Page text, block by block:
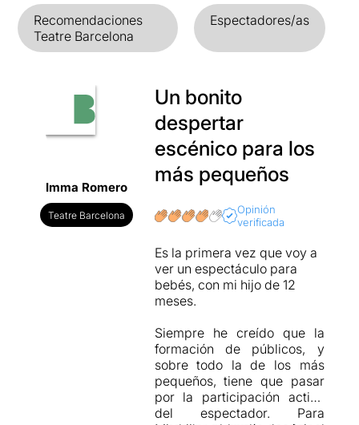
Recomendaciones
Teatre Barcelona
Espectadores/as
Imma Romero
Teatre Barcelona
Un bonito
despertar
escénico para los
más pequeños
Opinión
verificada
Es la primera vez que voy a
ver un espectáculo para
bebés, con mi hijo de 12
meses.
Siempre he creído que la
formación de públicos, y
sobre todo la de los más
pequeños, tiene que pasar
por la participación activa
del espectador. Para